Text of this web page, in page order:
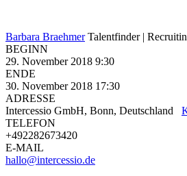
Barbara Braehmer Talentfinder |
BEGINN
29. November 2018 9:30
ENDE
30. November 2018 17:30
ADRESSE
Intercessio GmbH, Bonn, Deutschland
TELEFON
+492282673420
E-MAIL
hallo@intercessio.de